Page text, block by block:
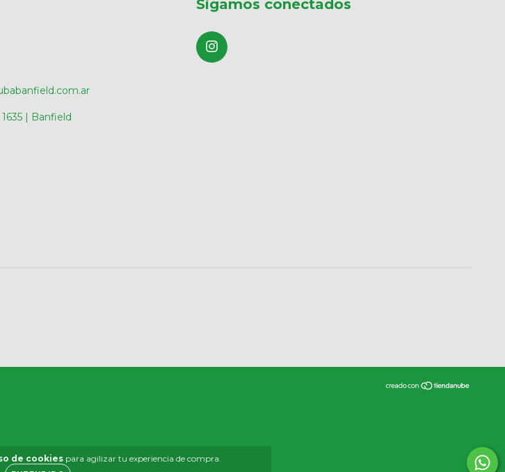
de cookies para agilizar tu experiencia de compra.
| Banfield
Sigamos conectados